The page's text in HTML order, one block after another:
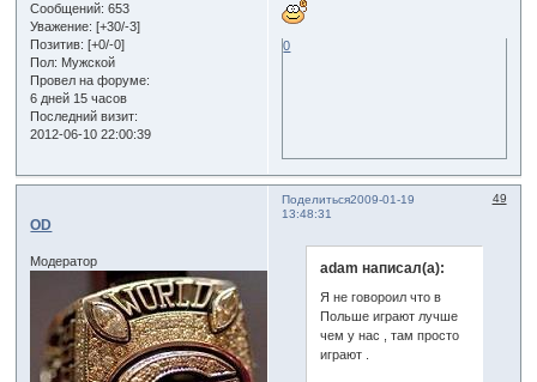
Сообщений: 653
Уважение: [+30/-3]
Позитив: [+0/-0]
Пол: Мужской
Провел на форуме:
6 дней 15 часов
Последний визит:
2012-06-10 22:00:39
0
Поделиться 49
2009-01-19
13:48:31
OD
Модератор adam написал(а):
Я не говороил что в
Польше играют лучше
чем у нас , там просто
играют .